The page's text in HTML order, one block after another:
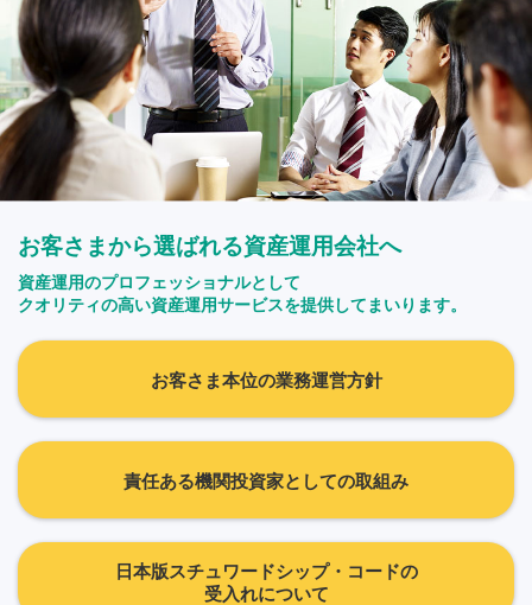
お客さまから選ばれる資産運用会社へ
資産運用のプロフェッショナルとして
クオリティの高い資産運用サービスを提供してまいります。
お客さま本位の業務運営方針
責任ある機関投資家としての取組み
日本版スチュワードシップ・コードの
受入れについて